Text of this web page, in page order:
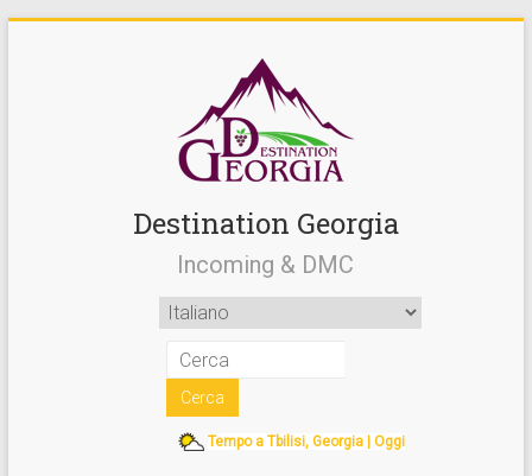
Destination Georgia
Incoming & DMC
Tempo a Tbilisi, Georgia | Oggi